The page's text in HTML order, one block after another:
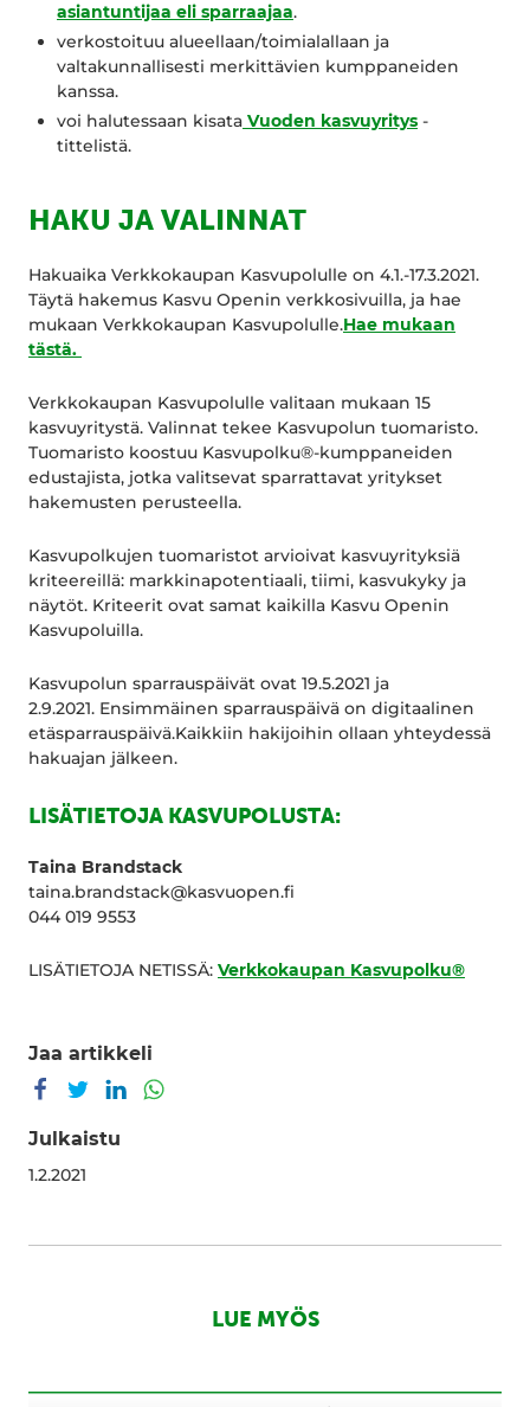
asiantuntijaa eli sparraajaa.
verkostoituu alueellaan/toimialallaan ja
valtakunnallisesti merkittävien kumppaneiden
kanssa.
voi halutessaan kisata Vuoden kasvuyritys -
tittelistä.
HAKU JA VALINNAT
Hakuaika Verkkokaupan Kasvupolulle on 4.1.-17.3.2021.
Täytä hakemus Kasvu Openin verkkosivuilla, ja hae
mukaan Verkkokaupan Kasvupolulle.Hae mukaan
tästä.
Verkkokaupan Kasvupolulle valitaan mukaan 15
kasvuyritystä. Valinnat tekee Kasvupolun tuomaristo.
Tuomaristo koostuu Kasvupolku®-kumppaneiden
edustajista, jotka valitsevat sparrattavat yritykset
hakemusten perusteella.
Kasvupolkujen tuomaristot arvioivat kasvuyrityksiä
kriteereillä: markkinapotentiaali, tiimi, kasvukyky ja
näytöt. Kriteerit ovat samat kaikilla Kasvu Openin
Kasvupoluilla.
Kasvupolun sparrauspäivät ovat 19.5.2021 ja
2.9.2021. Ensimmäinen sparrauspäivä on digitaalinen
etäsparrauspäivä.Kaikkiin hakijoihin ollaan yhteydessä
hakuajan jälkeen.
LISÄTIETOJA KASVUPOLUSTA:
Taina Brandstack
taina.brandstack@kasvuopen.fi
044 019 9553
LISÄTIETOJA NETISSÄ: Verkkokaupan Kasvupolku®
Jaa artikkeli
Jaa Facebookissa
Jaa TwitterissäJaa LinkedInissä
Julkaistu
1.2.2021
LUE MYÖS